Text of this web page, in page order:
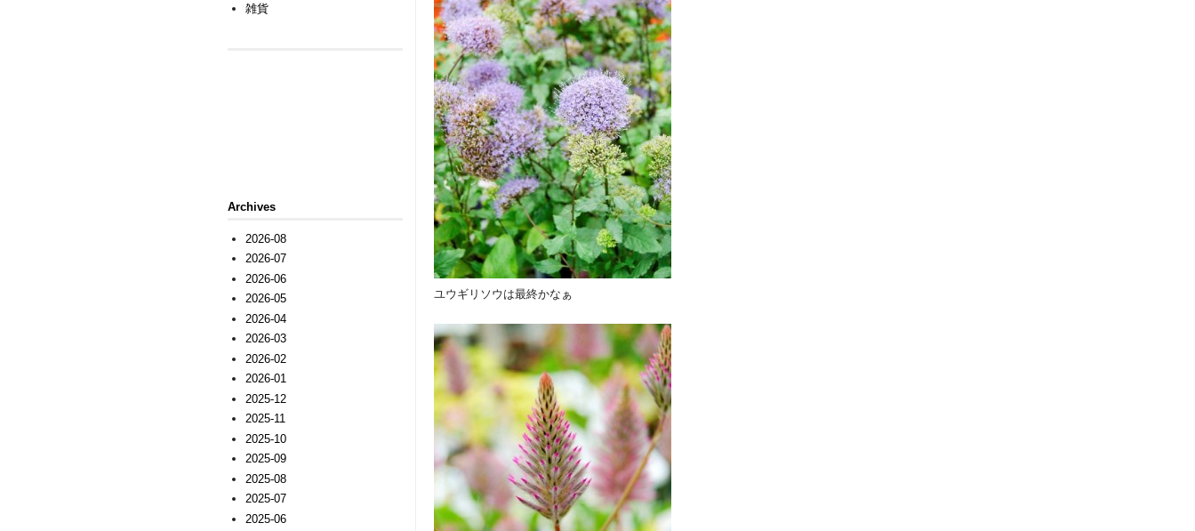
ユウギリソウは最終かなぁ
雑貨
Archives
2026-08
2026-07
2026-06
2026-05
2026-04
2026-03
2026-02
2026-01
2025-12
2025-11
2025-10
2025-09
2025-08
2025-07
2025-06